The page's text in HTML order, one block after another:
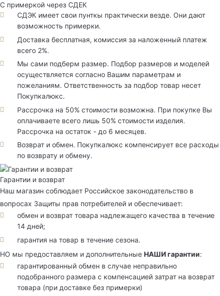
С примеркой через СДЕК
СДЭК имеет свои пунткы практически везде. Они дают
возможность примерки.
Доставка бесплатная, комиссия за наложенный платеж
всего 2%.
Мы сами подберм размер. Подбор размеров и моделей
осуществляется согласно Вашим параметрам и
пожеланиям. Ответственность за подбор товар несет
Покупкалюкс.
Рассрочка на 50% стоимости возможна. При покупке Вы
оплачиваете всего лишь 50% стоимости изделия.
Рассрочка на остаток - до 6 месяцев.
Возврат и обмен. Покупкалюкс компенсирует все расходы
по возврату и обмену.
Гарантии и возврат
Наш магазин соблюдает Российское законодательство в
вопросах Защиты прав потребителей и обеспечивает:
обмен и возврат товара надлежащего качества в течение
14 дней;
гарантия на товар в течение сезона.
НО мы предоставляем и дополнительные НАШИ гарантии:
гарантированный обмен в случае неправильно
подобранного размера с компенсацией затрат на возврат
товара (при доставке без примерки)